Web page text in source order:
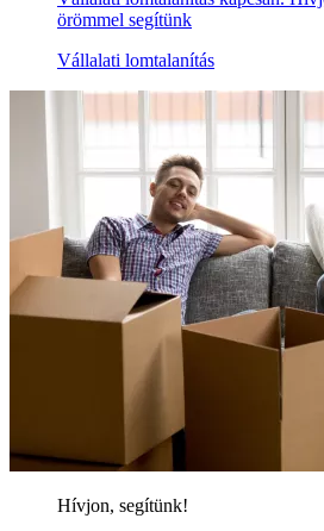
örömmel segítünk
Vállalati lomtalanítás
Hívjon, segítünk!